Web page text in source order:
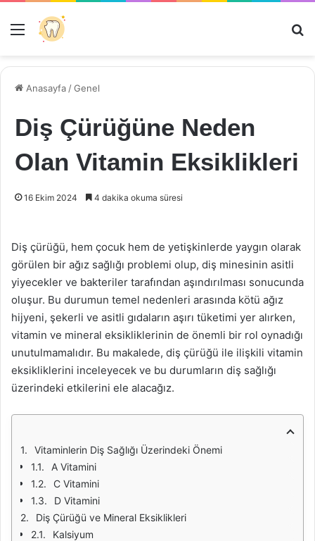
Menü
Anasayfa /Genel
Diş Çürüğüne Neden
Olan Vitamin Eksiklikleri
16 Ekim 2024 4 dakika okuma süresi
Diş çürüğü, hem çocuk hem de yetişkinlerde yaygın olarak
görülen bir ağız sağlığı problemi olup, diş minesinin asitli
yiyecekler ve bakteriler tarafından aşındırılması sonucunda
oluşur. Bu durumun temel nedenleri arasında kötü ağız
hijyeni, şekerli ve asitli gıdaların aşırı tüketimi yer alırken,
vitamin ve mineral eksikliklerinin de önemli bir rol oynadığı
unutulmamalıdır. Bu makalede, diş çürüğü ile ilişkili vitamin
eksikliklerini inceleyecek ve bu durumların diş sağlığı
üzerindeki etkilerini ele alacağız.
Vitaminlerin Diş Sağlığı Üzerindeki Önemi
A Vitamini
C Vitamini
D Vitamini
Diş Çürüğü ve Mineral Eksiklikleri
Kalsiyum